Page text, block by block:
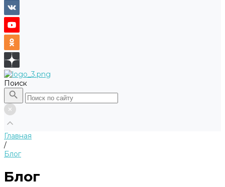
Поиск
Главная
/
Блог
Блог